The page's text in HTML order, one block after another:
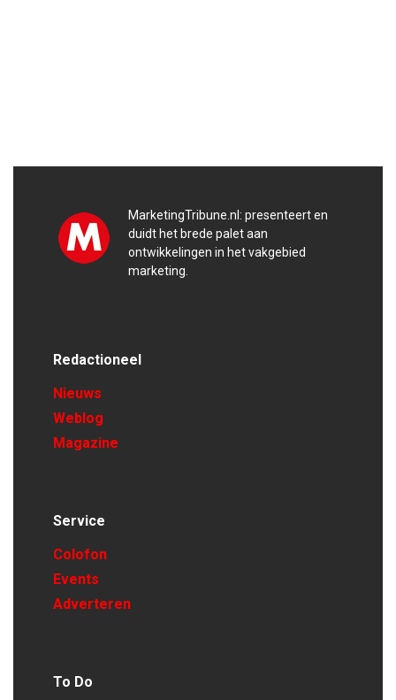
MarketingTribune.nl: presenteert en
duidt het brede palet aan
ontwikkelingen in het vakgebied
marketing.
Redactioneel
Nieuws
Weblog
Magazine
Service
Colofon
Events
Adverteren
To Do